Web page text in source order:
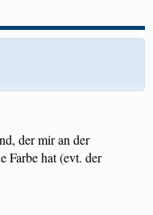
der mir an der
Farbe hat (evt. der